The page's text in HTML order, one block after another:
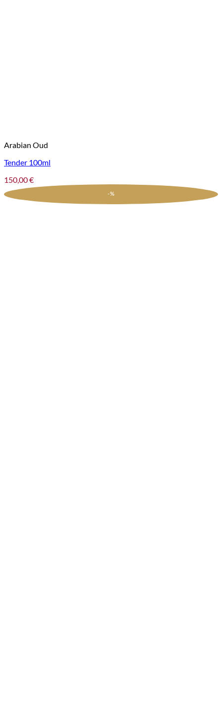
Arabian Oud
Tender 100ml
150,00€
-%